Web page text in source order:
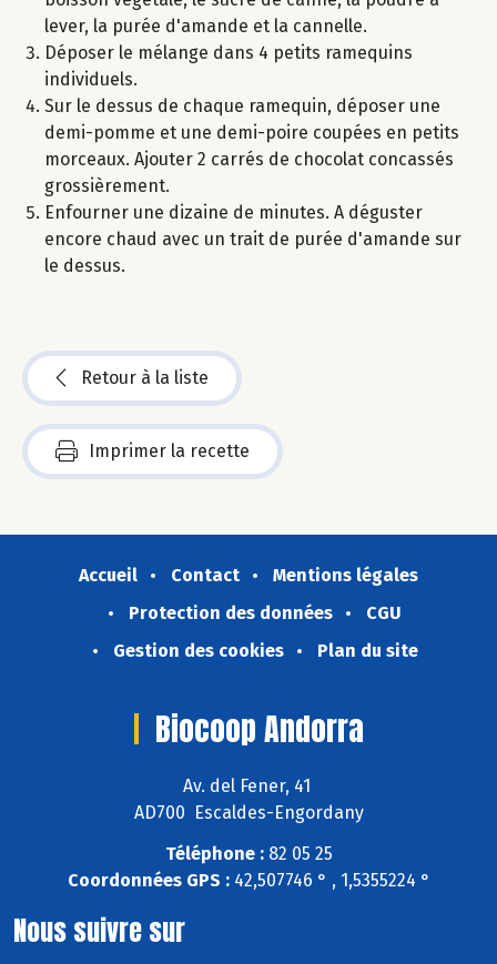
lever, la purée d'amande et la cannelle.
Déposer le mélange dans 4 petits ramequins
individuels.
Sur le dessus de chaque ramequin, déposer une
demi-pomme et une demi-poire coupées en petits
morceaux. Ajouter 2 carrés de chocolat concassés
grossièrement.
Enfourner une dizaine de minutes. A déguster
encore chaud avec un trait de purée d'amande sur
le dessus.
Retour à la liste
Imprimer la recette
Accueil Contact
Mentions légales
Protection des données
CGU
Gestion des cookies
Plan du site
Biocoop Andorra
Av. del Fener, 41
AD700 Escaldes-Engordany
Téléphone :82 05 25
Coordonnées GPS :42,507746 ° , 1,5355224 °
Nous suivre sur